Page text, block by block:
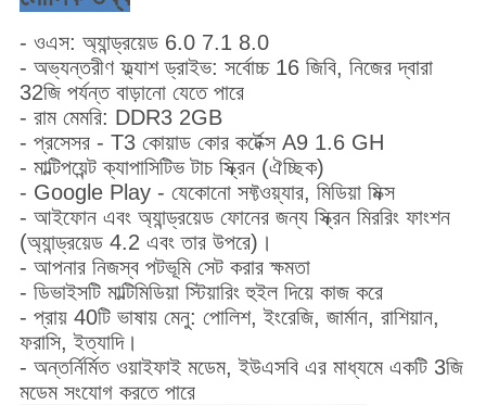
- ওএস: অ্যান্ড্রয়েড 6.0 7.1 8.0
- অভ্যন্তরীণ ফ্ল্যাশ ড্রাইভ: সর্বোচ্চ 16 জিবি, নিজের দ্বারা
32জি পর্যন্ত বাড়ানো যেতে পারে
- রাম মেমরি: DDR3 2GB
- প্রসেসর - T3 কোয়াড কোর কর্টেক্স A9 1.6 GH
- মাল্টিপয়েন্ট ক্যাপাসিটিভ টাচ স্ক্রিন (ঐচ্ছিক)
- Google Play - যেকোনো সফ্টওয়্যার, মিডিয়া মিক্স
- আইফোন এবং অ্যান্ড্রয়েড ফোনের জন্য স্ক্রিন মিররিং ফাংশন
(অ্যান্ড্রয়েড 4.2 এবং তার উপরে)।
- আপনার নিজস্ব পটভূমি সেট করার ক্ষমতা
- ডিভাইসটি মাল্টিমিডিয়া স্টিয়ারিং হুইল দিয়ে কাজ করে
- প্রায় 40টি ভাষায় মেনু: পোলিশ, ইংরেজি, জার্মান, রাশিয়ান,
ফরাসি, ইত্যাদি।
- অন্তর্নির্মিত ওয়াইফাই মডেম, ইউএসবি এর মাধ্যমে একটি 3জি
মডেম সংযোগ করতে পারে